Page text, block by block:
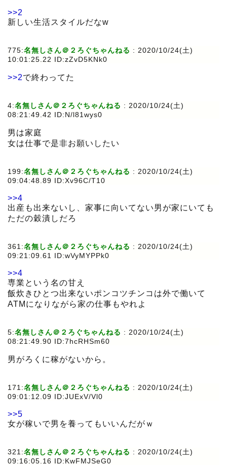
>>2
新しい生活スタイルだなw
775:名無しさん＠２ろぐちゃんねる : 2020/10/24(土)
10:01:25.22 ID:zZvD5KNk0
>>2で終わってた
4:名無しさん＠２ろぐちゃんねる : 2020/10/24(土)
08:21:49.42 ID:N/l81wys0
男は家庭
女は仕事で是非お願いしたい
199:名無しさん＠２ろぐちゃんねる : 2020/10/24(土)
09:04:48.89 ID:Xv96C/T10
>>4
出産も出来ないし、家事に向いてない男が家にいても
ただの穀潰しだろ
361:名無しさん＠２ろぐちゃんねる : 2020/10/24(土)
09:21:09.61 ID:wVyMYPPk0
>>4
専業という名の甘え
飯炊きひとつ出来ないポンコツチンコは外で働いて
ATMになりながら家の仕事もやれよ
5:名無しさん＠２ろぐちゃんねる : 2020/10/24(土)
08:21:49.90 ID:7hcRHSm60
男がろくに稼がないから。
171:名無しさん＠２ろぐちゃんねる : 2020/10/24(土)
09:01:12.09 ID:JUExV/Vl0
>>5
女が稼いで男を養ってもいいんだがｗ
321:名無しさん＠２ろぐちゃんねる : 2020/10/24(土)
09:16:05.16 ID:KwFMJSeG0